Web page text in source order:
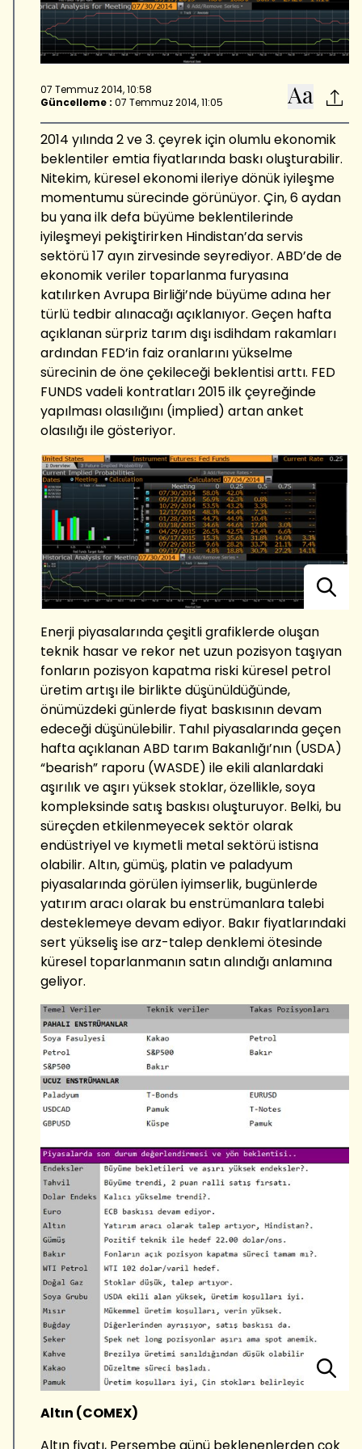
07 Temmuz 2014, 10:58
Güncelleme : 07 Temmuz 2014, 11:05
2014 yılında 2 ve 3. çeyrek için olumlu ekonomik
beklentiler emtia fiyatlarında baskı oluşturabilir.
Nitekim, küresel ekonomi ileriye dönük iyileşme
momentumu sürecinde görünüyor. Çin, 6 aydan
bu yana ilk defa büyüme beklentilerinde
iyileşmeyi pekiştirirken Hindistan’da servis
sektörü 17 ayın zirvesinde seyrediyor. ABD’de de
ekonomik veriler toparlanma furyasına
katılırken Avrupa Birliği’nde büyüme adına her
türlü tedbir alınacağı açıklanıyor. Geçen hafta
açıklanan sürpriz tarım dışı isdihdam rakamları
ardından FED’in faiz oranlarını yükselme
sürecinin de öne çekileceği beklentisi arttı. FED
FUNDS vadeli kontratları 2015 ilk çeyreğinde
yapılması olasılığını (implied) artan anket
olasılığı ile gösteriyor.
Enerji piyasalarında çeşitli grafiklerde oluşan
teknik hasar ve rekor net uzun pozisyon taşıyan
fonların pozisyon kapatma riski küresel petrol
üretim artışı ile birlikte düşünüldüğünde,
önümüzdeki günlerde fiyat baskısının devam
edeceği düşünülebilir. Tahıl piyasalarında geçen
hafta açıklanan ABD tarım Bakanlığı’nın (USDA)
“bearish” raporu (WASDE) ile ekili alanlardaki
aşırılık ve aşırı yüksek stoklar, özellikle, soya
kompleksinde satış baskısı oluşturuyor. Belki, bu
süreçden etkilenmeyecek sektör olarak
endüstriyel ve kıymetli metal sektörü istisna
olabilir. Altın, gümüş, platin ve paladyum
piyasalarında görülen iyimserlik, bugünlerde
yatırım aracı olarak bu enstrümanlara talebi
desteklemeye devam ediyor. Bakır fiyatlarındaki
sert yükseliş ise arz-talep denklemi ötesinde
küresel toparlanmanın satın alındığı anlamına
geliyor.
Altın (COMEX)
Altın fiyatı, Perşembe günü beklenenlerden çok